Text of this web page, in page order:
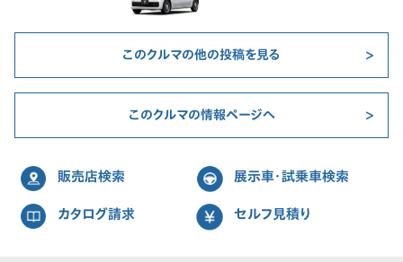
このクルマの他の投稿を見る
このクルマの情報ページへ
販売店検索 展示車・試乗車検索
カタログ請求 セルフ見積り